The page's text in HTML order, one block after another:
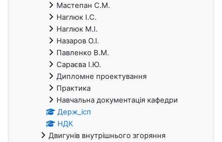
Мастепан С.М.
Наглюк І.С.
Наглюк М.І.
Назаров О.І.
Павленко В.М.
Сараєва І.Ю.
Дипломне проектування
Практика
Навчальна документація кафедри
Держ_ісп
НДК
Двигунів внутрішнього згоряння